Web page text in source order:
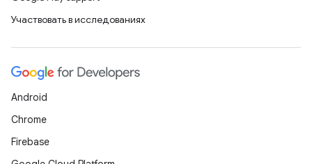
Участвовать в исследованиях
Android
Chrome
Firebase